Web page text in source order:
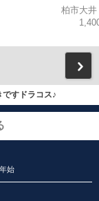
柏市大
ですドラコス♪
始